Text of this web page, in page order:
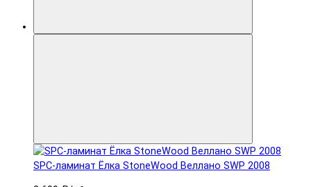
SPC-ламинат Ëлка StoneWood Веллано SWP 2008